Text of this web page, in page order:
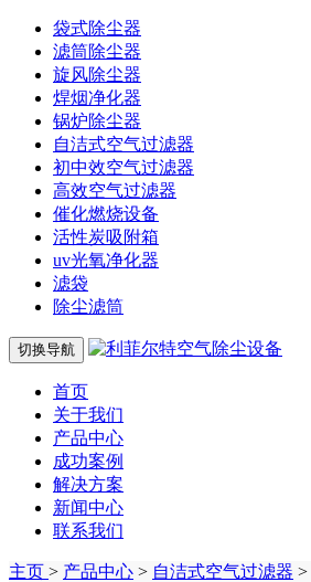
袋式除尘器
滤筒除尘器
旋风除尘器
焊烟净化器
锅炉除尘器
自洁式空气过滤器
初中效空气过滤器
高效空气过滤器
催化燃烧设备
活性炭吸附箱
uv光氧净化器
滤袋
除尘滤筒
切换导航
首页
关于我们
产品中心
成功案例
解决方案
新闻中心
联系我们
主页 > 产品中心 > 自洁式空气过滤器 >